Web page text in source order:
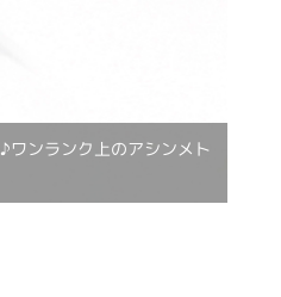
ンランク上のアシンメト